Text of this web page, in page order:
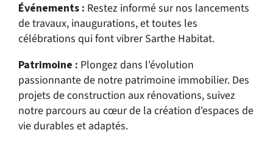
Événements : Restez informé sur nos lancements
de travaux, inaugurations, et toutes les
célébrations qui font vibrer Sarthe Habitat.
Patrimoine : Plongez dans l'évolution
passionnante de notre patrimoine immobilier. Des
projets de construction aux rénovations, suivez
notre parcours au cœur de la création d'espaces de
vie durables et adaptés.